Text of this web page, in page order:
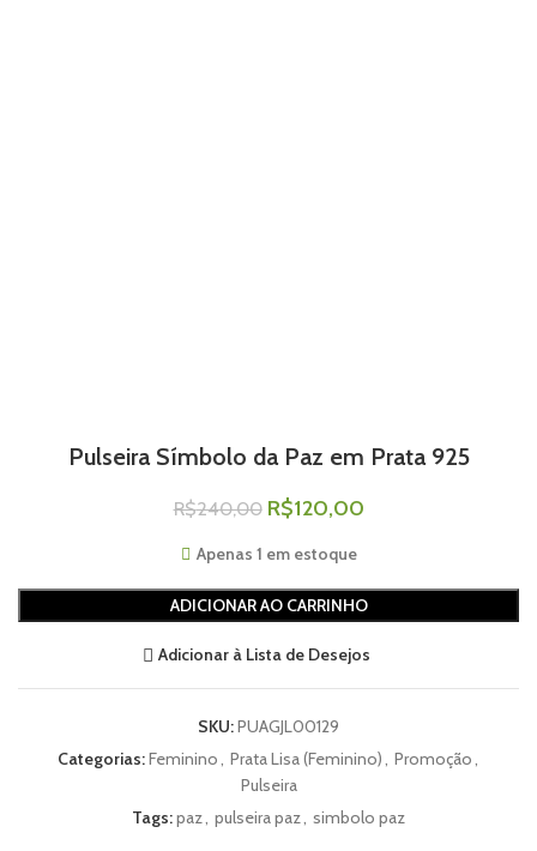
Pulseira Símbolo da Paz em Prata 925
R$240,00 R$120,00
Apenas 1 em estoque
ADICIONAR AO CARRINHO
Adicionar à Lista de Desejos
SKU:PUAGJL00129
Categorias:Feminino, Prata Lisa (Feminino), Promoção,
Pulseira
Tags:paz, pulseira paz, simbolo paz